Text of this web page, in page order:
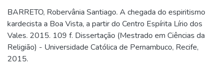
BARRETO, Robervânia Santiago. A chegada do espiritismo
kardecista a Boa Vista, a partir do Centro Espírita Lírio dos
Vales. 2015. 109 f. Dissertação (Mestrado em Ciências da
Religião) - Universidade Católica de Pernambuco, Recife,
2015.